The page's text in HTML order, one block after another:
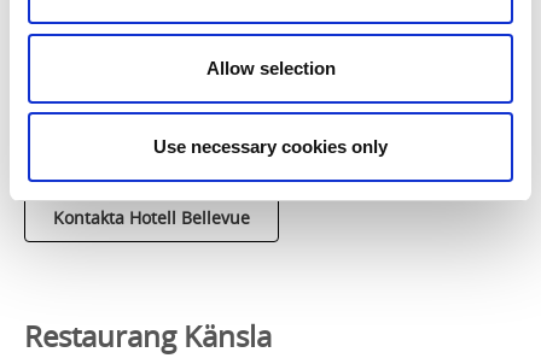
Allow selection
Use necessary cookies only
Hotell Bellevue
Minst antal: 20 personer (gäller inte under
restaurangens ordinarie öppettider)
Rullstolsvänligt
Kontakta Hotell Bellevue
Restaurang Känsla